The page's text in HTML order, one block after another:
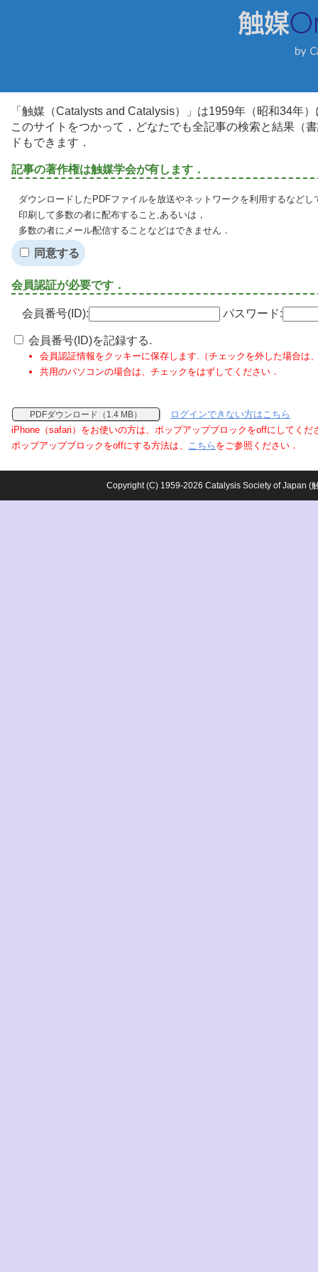
「触媒（Catalysts and Catalysis）」は1959年（昭和34年
このサイトをつかって，どなたでも全記事の検索と結果（
ドもできます．
記事の著作権は触媒学会が有します．
ダウンロードしたPDFファイルを放送やネットワークを利用するなど
印刷して多数の者に配布すること,あるいは，
多数の者にメール配信することなどはできません．
同意する
会員認証が必要です．
会員番号(ID): パスワード:
会員番号(ID)を記録する.
会員認証情報をクッキーに保存します.（チェックを外した場合は
共用のパソコンの場合は、チェックをはずしてください．
PDFダウンロード（1.4 MB）
ログインできない方はこちら
iPhone（safari）をお使いの方は、ポップアップブロックをoffにしてくだ
ポップアップブロックをoffにする方法は、 こちら をご参照ください．
Copyright (C) 1959-2026 Catalysis Society of Japan (